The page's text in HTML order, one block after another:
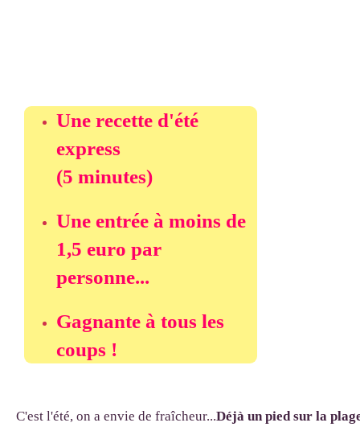
Une recette d'été
express
(5 minutes)
Une entrée à moins de
1,5 euro par
personne...
Gagnante à tous les
coups !
C'est l'été, on a envie de fraîcheur...Déjà un pied sur la